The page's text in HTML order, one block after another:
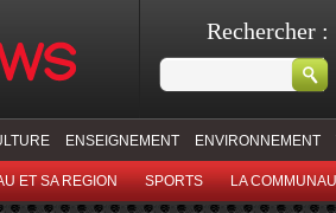
Rechercher :
ENSEIGNEMENT ENVIRONNEMENT
ET SA REGION SPORTS LA